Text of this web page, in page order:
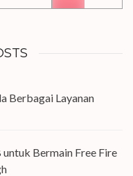
Berbagai Layanan
Bermain Free Fire